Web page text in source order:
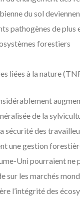
du sol
pathogènes de
forestiers
liées à la nature
de la
sécurité des
une gestion
Uni pourraient ne
sur les marchés
l’intégrité des